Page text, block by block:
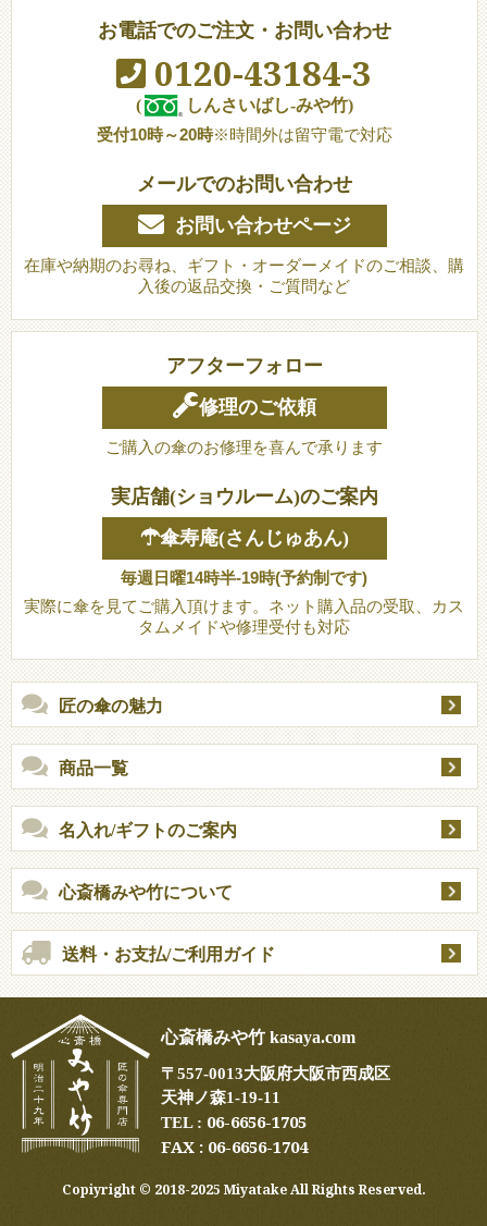
お電話でのご注文・お問い合わせ
0120-43184-3
(
しんさいばし-みや竹)
受付10時～20時※時間外は留守電で対応
メールでのお問い合わせ
お問い合わせページ
在庫や納期のお尋ね、ギフト・オーダーメイドのご相談、購
入後の返品交換・ご質問など
アフターフォロー
修理のご依頼
ご購入の傘のお修理を喜んで承ります
実店舗(ショウルーム)のご案内
☂傘寿庵(さんじゅあん)
毎週日曜14時半-19時(予約制です)
実際に傘を見てご購入頂けます。ネット購入品の受取、カス
タムメイドや修理受付も対応
匠の傘の魅力
商品一覧
名入れ/ギフトのご案内
心斎橋みや竹について
送料・お支払/ご利用ガイド
心斎橋みや竹 kasaya.com
〒557-0013大阪府大阪市西成区
天神ノ森1-19-11
TEL : 06-6656-1705
FAX : 06-6656-1704
Copiyright ©︎ 2018-2025 Miyatake All Rights Reserved.